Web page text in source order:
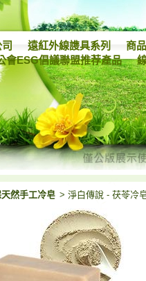
遠紅外線謢具系列
商
會ESG倡議聯盟推荐產品
然手工冷皂 > 淨白傳說 - 茯苓冷